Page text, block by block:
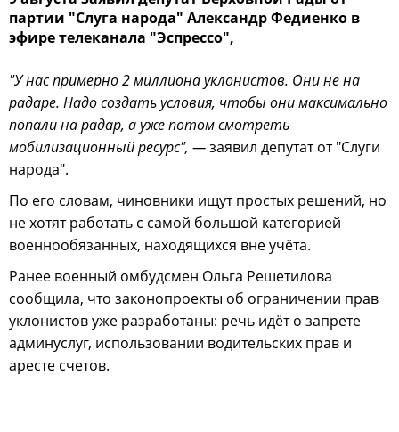
партии "Слуга народа" Александр Федиенко в
эфире телеканала "Эспрессо",
"У нас примерно 2 миллиона уклонистов. Они не на
радаре. Надо создать условия, чтобы они максимально
попали на радар, а уже потом смотреть
мобилизационный ресурс", —заявил депутат от "Слуги
народа".
По его словам, чиновники ищут простых решений, но
не хотят работать с самой большой категорией
военнообязанных, находящихся вне учёта.
Ранее военный омбудсмен Ольга Решетилова
сообщила, что законопроекты об ограничении прав
уклонистов уже разработаны: речь идёт о запрете
админуслуг, использовании водительских прав и
аресте счетов.